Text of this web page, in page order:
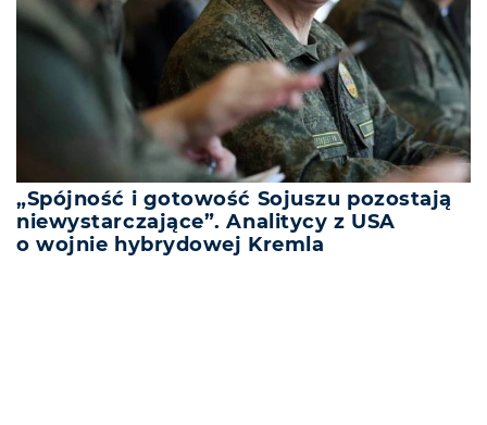
„Spójność i gotowość Sojuszu pozostają
niewystarczające”. Analitycy z USA
o wojnie hybrydowej Kremla